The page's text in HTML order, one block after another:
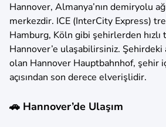
Hannover, Almanya’nın demiryolu
merkezdir. ICE (InterCity Express)
Hamburg, Köln gibi şehirlerden hızlı
Hannover’e ulaşabilirsiniz.
olan Hannover Hauptbahnhof, şehir
açısından son derece elverişlidir.
🚗 Hannover’de Ulaşım